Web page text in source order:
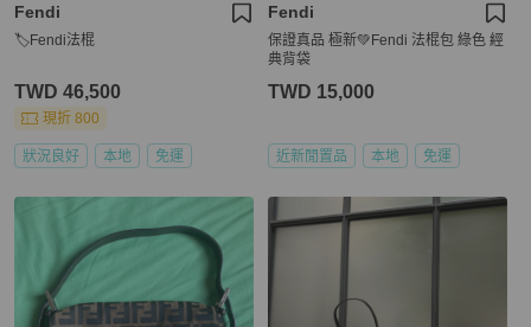
Fendi
🏷Fendi法棍
TWD 46,500
現折 800
狀況良好 本地 免運
Fendi
保證真品 極新💚Fendi 法棍包 綠色 經
典背袋
TWD 15,000
近新閒置品 本地 免運